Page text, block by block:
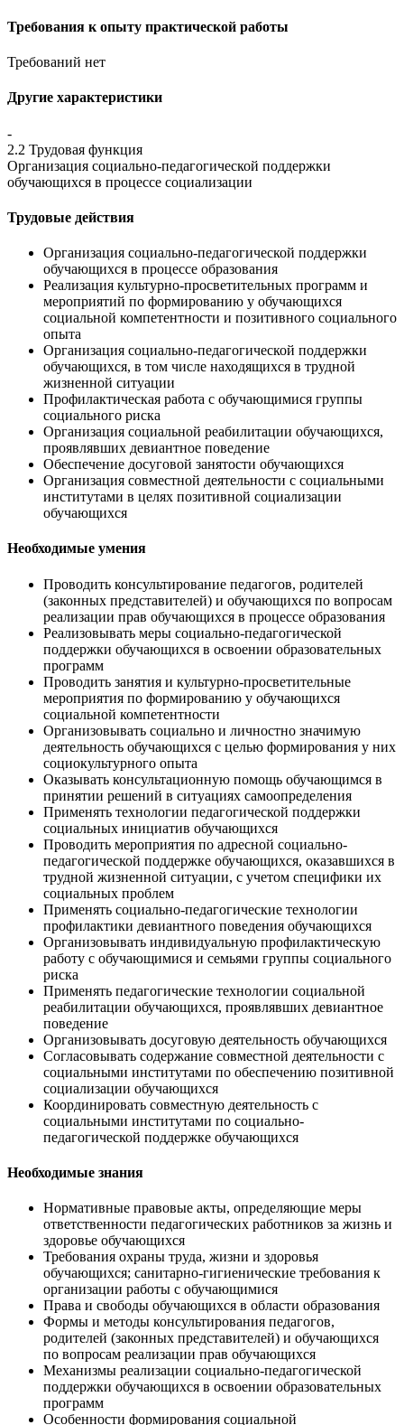
Требования к опыту практической работы
Требований нет
Другие характеристики
-
2.2 Трудовая функция
Организация социально-педагогической поддержки
обучающихся в процессе социализации
Трудовые действия
Организация социально-педагогической поддержки
обучающихся в процессе образования
Реализация культурно-просветительных программ и
мероприятий по формированию у обучающихся
социальной компетентности и позитивного социального
опыта
Организация социально-педагогической поддержки
обучающихся, в том числе находящихся в трудной
жизненной ситуации
Профилактическая работа с обучающимися группы
социального риска
Организация социальной реабилитации обучающихся,
проявлявших девиантное поведение
Обеспечение досуговой занятости обучающихся
Организация совместной деятельности с социальными
институтами в целях позитивной социализации
обучающихся
Необходимые умения
Проводить консультирование педагогов, родителей
(законных представителей) и обучающихся по вопросам
реализации прав обучающихся в процессе образования
Реализовывать меры социально-педагогической
поддержки обучающихся в освоении образовательных
программ
Проводить занятия и культурно-просветительные
мероприятия по формированию у обучающихся
социальной компетентности
Организовывать социально и личностно значимую
деятельность обучающихся с целью формирования у них
социокультурного опыта
Оказывать консультационную помощь обучающимся в
принятии решений в ситуациях самоопределения
Применять технологии педагогической поддержки
социальных инициатив обучающихся
Проводить мероприятия по адресной социально-
педагогической поддержке обучающихся, оказавшихся в
трудной жизненной ситуации, с учетом специфики их
социальных проблем
Применять социально-педагогические технологии
профилактики девиантного поведения обучающихся
Организовывать индивидуальную профилактическую
работу с обучающимися и семьями группы социального
риска
Применять педагогические технологии социальной
реабилитации обучающихся, проявлявших девиантное
поведение
Организовывать досуговую деятельность обучающихся
Согласовывать содержание совместной деятельности с
социальными институтами по обеспечению позитивной
социализации обучающихся
Координировать совместную деятельность с
социальными институтами по социально-
педагогической поддержке обучающихся
Необходимые знания
Нормативные правовые акты, определяющие меры
ответственности педагогических работников за жизнь и
здоровье обучающихся
Требования охраны труда, жизни и здоровья
обучающихся; санитарно-гигиенические требования к
организации работы с обучающимися
Права и свободы обучающихся в области образования
Формы и методы консультирования педагогов,
родителей (законных представителей) и обучающихся
по вопросам реализации прав обучающихся
Механизмы реализации социально-педагогической
поддержки обучающихся в освоении образовательных
программ
Особенности формирования социальной